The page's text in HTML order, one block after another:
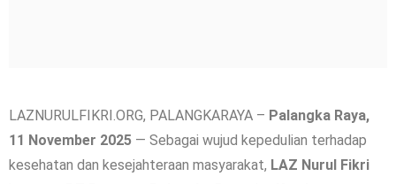
LAZNURULFIKRI.ORG, PALANGKARAYA – Palangka Raya,
11 November 2025 — Sebagai wujud kepedulian terhadap
kesehatan dan kesejahteraan masyarakat, LAZ Nurul Fikri